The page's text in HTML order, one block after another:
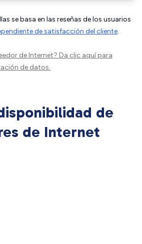
se basa en las reseñas de los usuarios
de satisfacción del cliente.
de Internet? Da clic aquípara
de datos.
de
de Internet